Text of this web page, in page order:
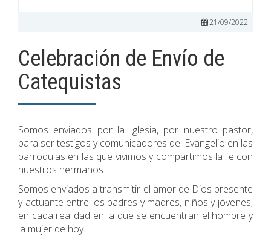
21/09/2022
Celebración de Envío de
Catequistas
Somos enviados por la Iglesia, por nuestro pastor,
para ser testigos y comunicadores del Evangelio en las
parroquias en las que vivimos y compartimos la fe con
nuestros hermanos.
Somos enviados a transmitir el amor de Dios presente
y actuante entre los padres y madres, niños y jóvenes,
en cada realidad en la que se encuentran el hombre y
la mujer de hoy.